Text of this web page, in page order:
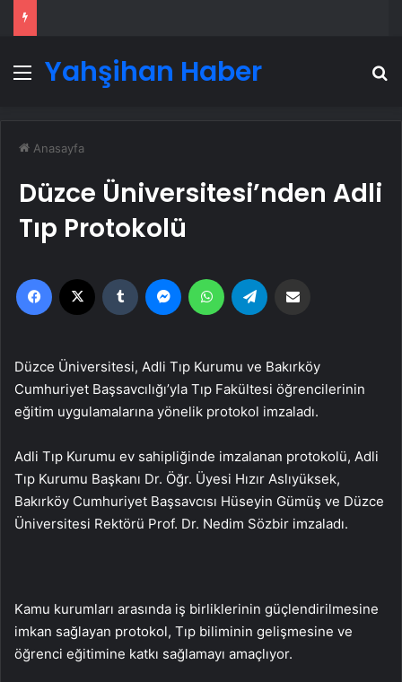
Menü
Yahşihan Haber
Anasayfa
Düzce Üniversitesi’nden Adli
Tıp Protokolü
Facebook Tumblr MessengerWhatsApp
Düzce Üniversitesi, Adli Tıp Kurumu ve Bakırköy
Cumhuriyet Başsavcılığı’yla Tıp Fakültesi öğrencilerinin
eğitim uygulamalarına yönelik protokol imzaladı.
Adli Tıp Kurumu ev sahipliğinde imzalanan protokolü, Adli
Tıp Kurumu Başkanı Dr. Öğr. Üyesi Hızır Aslıyüksek,
Bakırköy Cumhuriyet Başsavcısı Hüseyin Gümüş ve Düzce
Üniversitesi Rektörü Prof. Dr. Nedim Sözbir imzaladı.
Kamu kurumları arasında iş birliklerinin güçlendirilmesine
imkan sağlayan protokol, Tıp biliminin gelişmesine ve
öğrenci eğitimine katkı sağlamayı amaçlıyor.